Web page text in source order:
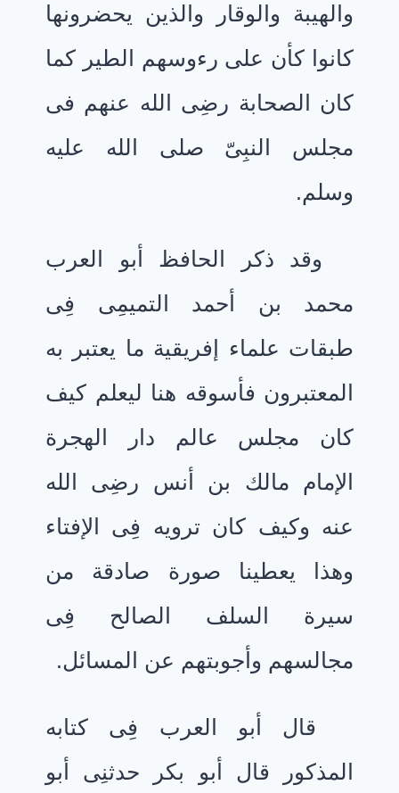
والهيبة والوقار والذين يحضرونها
كانوا كأن على رءوسهم الطير كما
كان الصحابة رضِى الله عنهم فى
مجلس النبِىّ صلى الله عليه
وسلم.
وقد ذكر الحافظ أبو العرب
محمد بن أحمد التميمِى فِى
طبقات علماء إفريقية ما يعتبر به
المعتبرون فأسوقه هنا ليعلم كيف
كان مجلس عالم دار الهجرة
الإمام مالك بن أنس رضِى الله
عنه وكيف كان ترويه فِى الإفتاء
وهذا يعطينا صورة صادقة من
سيرة السلف الصالح فِى
مجالسهم وأجوبتهم عن المسائل.
قال أبو العرب فِى كتابه
المذكور قال أبو بكر حدثنِى أبو